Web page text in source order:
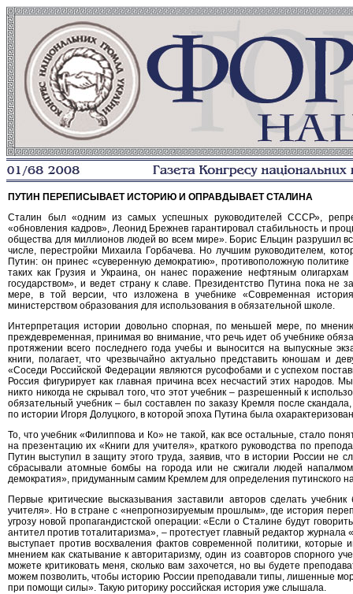
ПУТИН ПЕРЕПИСЫВАЕТ ИСТОРИЮ И ОПРАВДЫВАЕТ СТАЛИНА
Сталин был «одним из самых успешных руководителей СССР»,
«обновления кадров», Леонид Брежнев гарантировал стабильность и
общества для миллионов людей во всем мире». Борис Ельцин разрушил
числе, перестройки Михаила Горбачева. Но лучшим руководителем,
Путин: он принес «суверенную демократию», противоположную
таких как Грузия и Украина, он нанес поражение нефтяным
государством», и ведет страну к славе. Президентство Путина пока
мере, в той версии, что изложена в учебнике «Современная
министерством образования для использования в обязательной школе.
Интерпретация истории довольно спорная, по меньшей мере, по
преждевременная, принимая во внимание, что речь идет об учебнике
протяжении всего последнего года учебы и выносится на выпускные
книги, полагает, что чрезвычайно актуально представить юношам и
«Соседи Российской Федерации являются русофобами и с успехом
Россия фигурирует как главная причина всех несчастий этих народов.
никто никогда не скрывал того, что этот учебник – разрешенный к
обязательный учебник – был составлен по заказу Кремля после
по истории Игоря Долуцкого, в которой эпоха Путина была
То, что учебник «Филиппова и Кo» не такой, как все остальные, стало
на презентацию их «Книги для учителя», краткого руководства по
Путин выступил в защиту этого труда, заявив, что в истории России
сбрасывали атомные бомбы на города или не сжигали людей
демократия», придуманным самим Кремлем для определения путинского
Первые критические высказывания заставили авторов сделать
учителя». Но в стране с «непрогнозируемым прошлым», где история
угрозу новой пропагандистской операции: «Если о Сталине будут
антител против тоталитаризма», – протестует главный редактор
выступает против восхваления фактов современной политики,
мнением как скатывание к авторитаризму, один из соавторов спорного
можете критиковать меня, сколько вам захочется, но вы будете
можем позволить, чтобы историю России преподавали типы, лишенные
при помощи силы». Такую риторику российская история уже слышала.